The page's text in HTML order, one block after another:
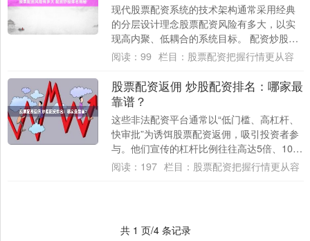
现代股票配资系统的技术架构通常采用经典
的分层设计理念股票配资风险有多大，以实
现高内聚、低耦合的系统目标。 配资炒股排
名是根据炒股人的综合表现进行评定的。以
阅读： 99 栏目： 股票配资把握行情更从容
股票配资返佣 炒股配资排名：哪家最
靠谱？
这些非法配资平台通常以“低门槛、高杠杆、
快审批”为诱饵股票配资返佣，吸引投资者参
与。他们宣传的杠杆比例往往高达5倍、10倍
甚至更高，远超过证券公司正规融资业务
阅读： 197 栏目： 股票配资把握行情更从容
共 1 页/4 条记录